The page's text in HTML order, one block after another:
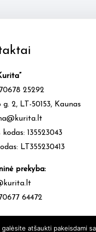
25292
2, LT-50153, Kaunas
kodas: 135523043
LT355230413
prekyba:
64472
atšaukti pakeisdami